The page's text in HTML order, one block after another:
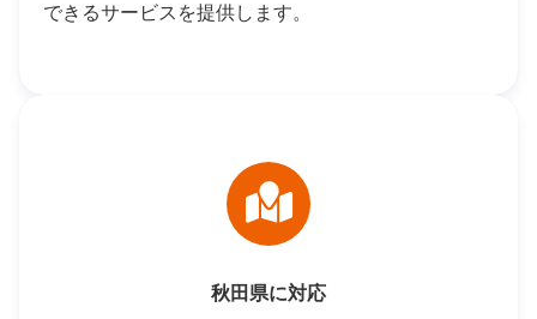
できるサービスを提供します。
秋田県に対応